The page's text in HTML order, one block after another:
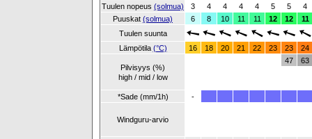
Tuulen nopeus (solmua) 3 4 4 4 4 5 5
4
Puuskat (solmua) 6 8 10 11 11 12 12
11
Tuulen suunta
Lämpötila (°C) 16 18 20 21 22 23 23 24
Pilvisyys (%)
high / mid / low
47 63
*Sade (mm/1h) -
Windguru-arvio